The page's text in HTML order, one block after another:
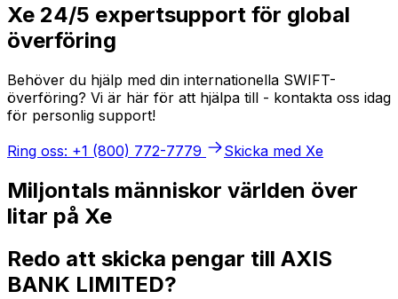
Xe 24/5 expertsupport för global
överföring
Behöver du hjälp med din internationella SWIFT-
överföring? Vi är här för att hjälpa till - kontakta oss idag
för personlig support!
Ring oss: +1 (800) 772-7779
Skicka med Xe
Miljontals människor världen över
litar på Xe
Redo att skicka pengar till AXIS
BANK LIMITED?